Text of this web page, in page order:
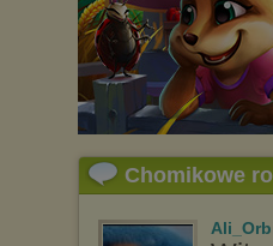
Chomikowe